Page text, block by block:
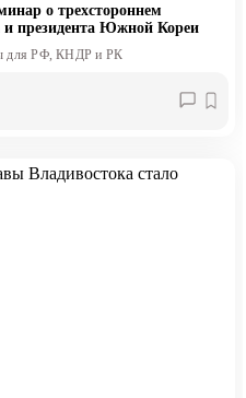
о трехстороннем
президента Южной Кореи
для РФ, КНДР и РК